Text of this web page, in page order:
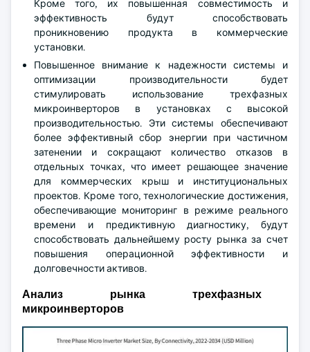
Кроме того, их повышенная совместимость и
эффективность будут способствовать
проникновению продукта в коммерческие
установки.
Повышенное внимание к надежности системы и
оптимизации производительности будет
стимулировать использование трехфазных
микроинверторов в установках с высокой
производительностью. Эти системы обеспечивают
более эффективный сбор энергии при частичном
затенении и сокращают количество отказов в
отдельных точках, что имеет решающее значение
для коммерческих крыш и институциональных
проектов. Кроме того, технологические достижения,
обеспечивающие мониторинг в режиме реального
времени и предиктивную диагностику, будут
способствовать дальнейшему росту рынка за счет
повышения операционной эффективности и
долговечности активов.
Анализ рынка трехфазных
микроинверторов